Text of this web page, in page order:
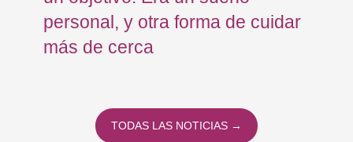
personal, y otra forma de cuidar
más de cerca
TODAS LAS NOTICIAS →